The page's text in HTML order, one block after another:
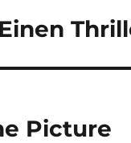
Picture